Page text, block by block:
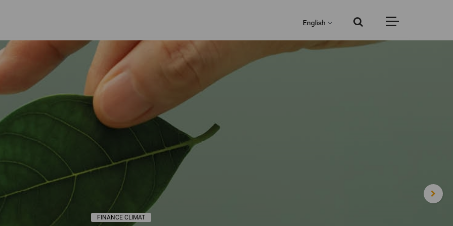
English
FINANCE CLIMAT
ETAT DE DROIT, DEMOCRATIE